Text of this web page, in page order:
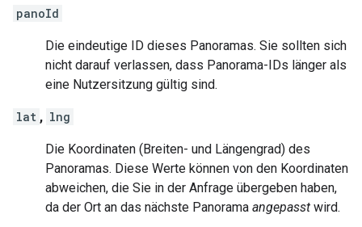
panoId
Die eindeutige ID dieses Panoramas. Sie sollten sich
nicht darauf verlassen, dass Panorama-IDs länger als
eine Nutzersitzung gültig sind.
lat , lng
Die Koordinaten (Breiten- und Längengrad) des
Panoramas. Diese Werte können von den Koordinaten
abweichen, die Sie in der Anfrage übergeben haben,
da der Ort an das nächste Panorama angepasst wird.